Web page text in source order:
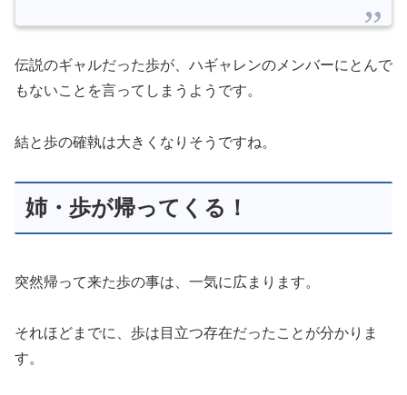
伝説のギャルだった歩が、ハギャレンのメンバーにとんで
もないことを言ってしまうようです。
結と歩の確執は大きくなりそうですね。
姉・歩が帰ってくる！
突然帰って来た歩の事は、一気に広まります。
それほどまでに、歩は目立つ存在だったことが分かりま
す。